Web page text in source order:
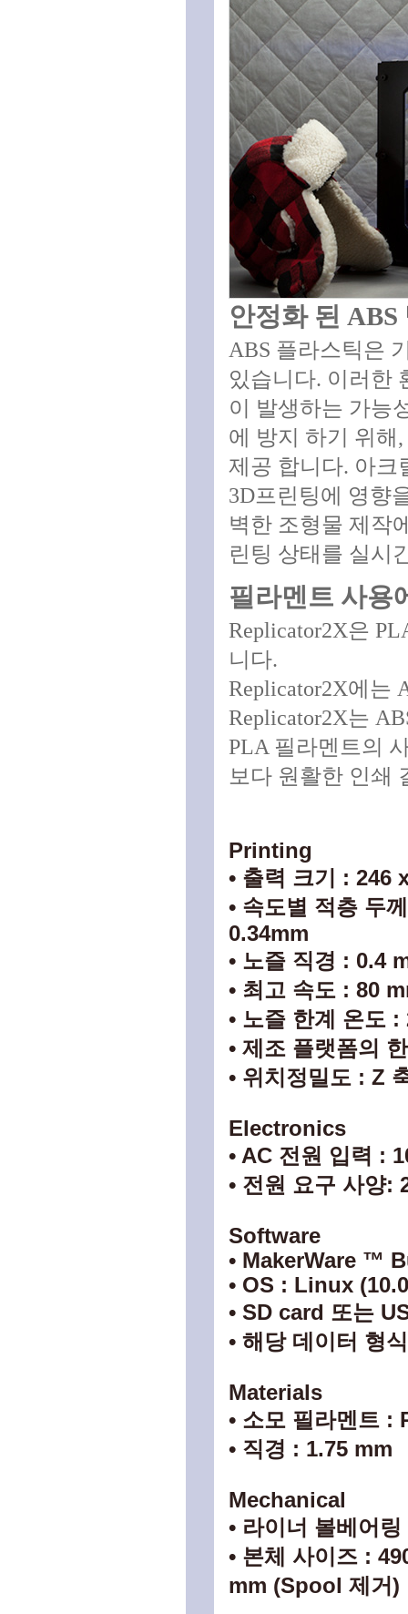
안정화 된
ABS 플라스틱은
있습니다. 이러한
이 발생하는 가능
에 방지 하기 위해
제공 합니다. 아크
3D프린팅에 영향
벽한 조형물 제작
린팅 상태를 실시
필라멘트 사용
Replicator2X은
니다.
Replicator2X에는
Replicator2X는
PLA 필라멘트의
보다 원활한 인쇄
Printing
• 출력 크기 : 246
• 속도별 적층 두
0.34mm
• 노즐 직경 : 0.4
• 최고 속도 : 80
• 노즐 한계 온도 :
• 제조 플랫폼의
• 위치정밀도 : Z
Electronics
• AC 전원 입력 :
• 전원 요구 사양:
Software
• MakerWare ™
• OS : Linux
• SD card 또는
• 해당 데이터 형
Materials
• 소모 필라멘트 :
• 직경 : 1.75 mm
Mechanical
• 라이너 볼베어링
• 본체 사이즈 :
mm (Spool 제거)